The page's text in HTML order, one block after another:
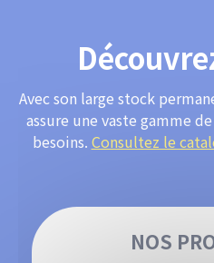
Avec son large stock
assure une vaste gamme
besoins. Consultez le
NOS